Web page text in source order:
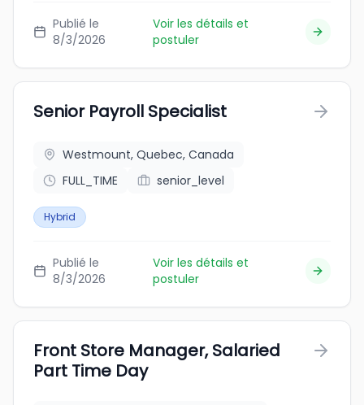
Publié le
8/3/2026
Voir les détails et
postuler
Senior Payroll Specialist
Westmount, Quebec, Canada
FULL_TIME
senior_level
Hybrid
Publié le
8/3/2026
Voir les détails et
postuler
Front Store Manager, Salaried
Part Time Day